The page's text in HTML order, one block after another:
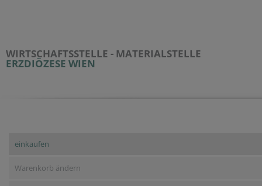
WIRTSCHAFTSSTELLE - MATERIALSTELLE
ERZDIÖZESE WIEN
einkaufen
Warenkorb ändern